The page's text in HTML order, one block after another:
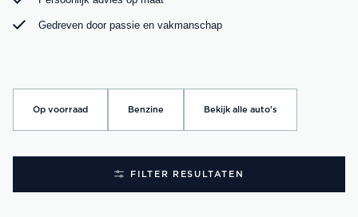
Gedreven door passie en vakmanschap
Op voorraad Benzine Bekijk alle auto's
FILTER RESULTATEN